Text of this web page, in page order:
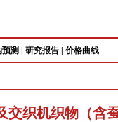
测 研究报告 价格曲线
交织机织物（含